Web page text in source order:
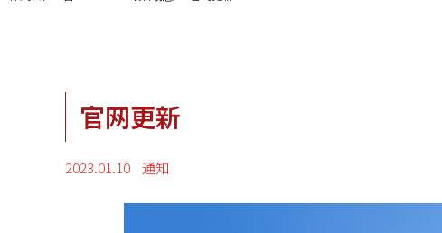
官网更新
2023.01.10 通知